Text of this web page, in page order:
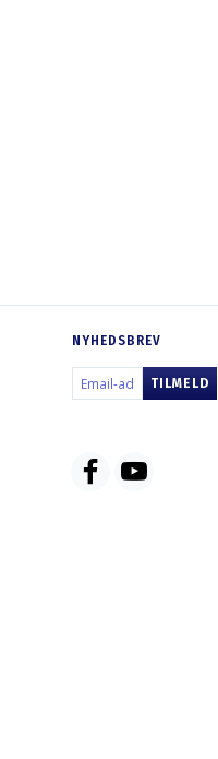
NYHEDSBREV
EMAIL-
ADRESSE
TILMELD